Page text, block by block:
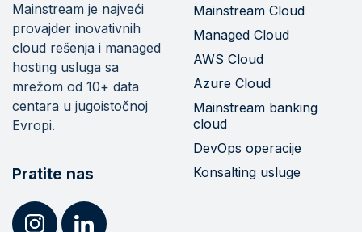
Mainstream je najveći
provajder inovativnih
cloud rešenja i managed
hosting usluga sa
mrežom od 10+ data
centara u jugoistočnoj
Evropi.
Pratite nas
Mainstream Cloud
Managed Cloud
AWS Cloud
Azure Cloud
Mainstream banking
cloud
DevOps operacije
Konsalting usluge